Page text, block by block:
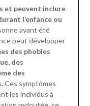
et peuvent inclure
l’enfance ou
ayant été
peut développer
des phobies
des
des
Ces symptômes
les individus à